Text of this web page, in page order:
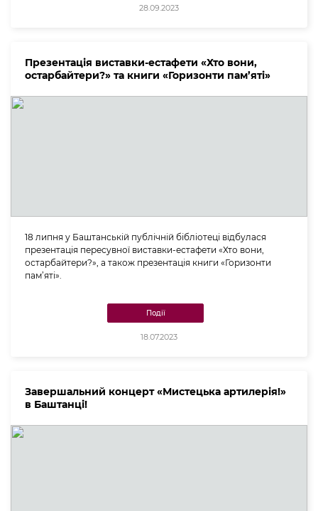
28.09.2023
Презентація виставки-естафети «Хто вони,
остарбайтери?» та книги «Горизонти пам’яті»
18 липня у Баштанській публічній бібліотеці відбулася
презентація пересувної виставки-естафети «Хто вони,
остарбайтери?», а також презентація книги «Горизонти
пам’яті».
Події
18.07.2023
Завершальний концерт «Мистецька артилерія!»
в Баштанці!